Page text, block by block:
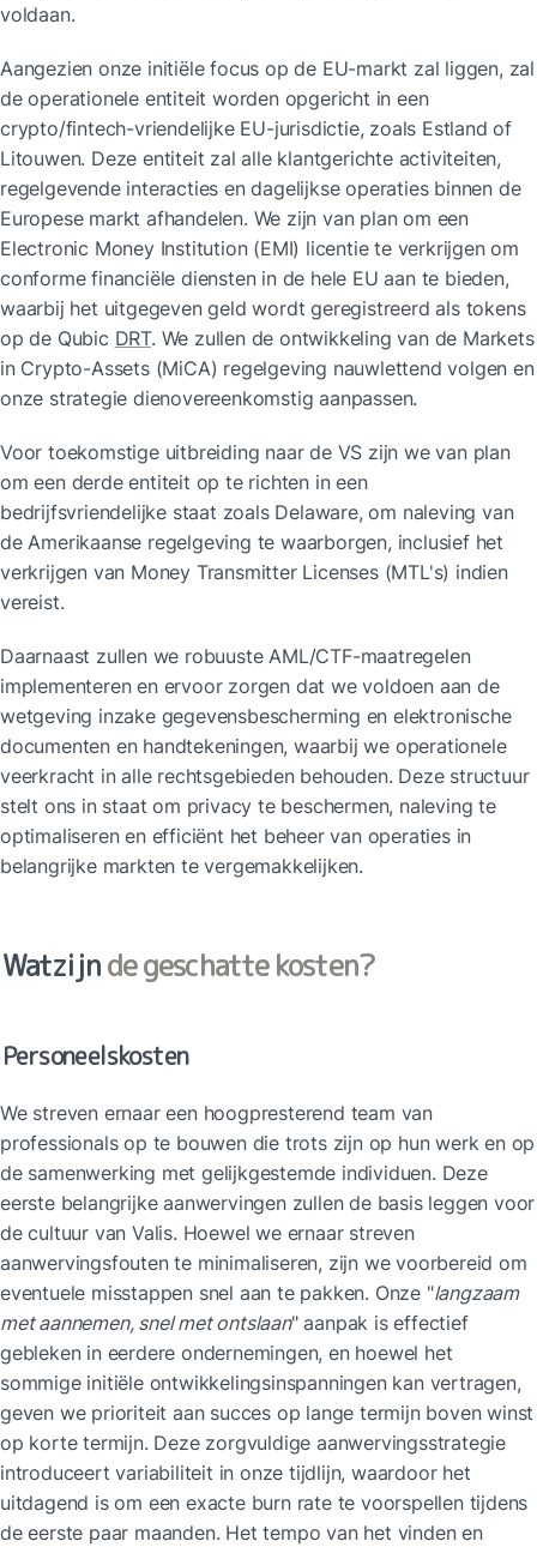
voldaan.
Aangezien onze initiële focus op de EU-markt zal liggen, zal
de operationele entiteit worden opgericht in een
crypto/fintech-vriendelijke EU-jurisdictie, zoals Estland of
Litouwen. Deze entiteit zal alle klantgerichte activiteiten,
regelgevende interacties en dagelijkse operaties binnen de
Europese markt afhandelen. We zijn van plan om een
Electronic Money Institution (EMI) licentie te verkrijgen om
conforme financiële diensten in de hele EU aan te bieden,
waarbij het uitgegeven geld wordt geregistreerd als tokens
op de Qubic DRT. We zullen de ontwikkeling van de Markets
in Crypto-Assets (MiCA) regelgeving nauwlettend volgen en
onze strategie dienovereenkomstig aanpassen.
Voor toekomstige uitbreiding naar de VS zijn we van plan
om een derde entiteit op te richten in een
bedrijfsvriendelijke staat zoals Delaware, om naleving van
de Amerikaanse regelgeving te waarborgen, inclusief het
verkrijgen van Money Transmitter Licenses (MTL's) indien
vereist.
Daarnaast zullen we robuuste AML/CTF-maatregelen
implementeren en ervoor zorgen dat we voldoen aan de
wetgeving inzake gegevensbescherming en elektronische
documenten en handtekeningen, waarbij we operationele
veerkracht in alle rechtsgebieden behouden. Deze structuur
stelt ons in staat om privacy te beschermen, naleving te
optimaliseren en efficiënt het beheer van operaties in
belangrijke markten te vergemakkelijken.
Watzijn de geschatte kosten?
Personeelskosten
We streven ernaar een hoogpresterend team van
professionals op te bouwen die trots zijn op hun werk en op
de samenwerking met gelijkgestemde individuen. Deze
eerste belangrijke aanwervingen zullen de basis leggen voor
de cultuur van Valis. Hoewel we ernaar streven
aanwervingsfouten te minimaliseren, zijn we voorbereid om
eventuele misstappen snel aan te pakken. Onze "langzaam
met aannemen, snel met ontslaan" aanpak is effectief
gebleken in eerdere ondernemingen, en hoewel het
sommige initiële ontwikkelingsinspanningen kan vertragen,
geven we prioriteit aan succes op lange termijn boven winst
op korte termijn. Deze zorgvuldige aanwervingsstrategie
introduceert variabiliteit in onze tijdlijn, waardoor het
uitdagend is om een exacte burn rate te voorspellen tijdens
de eerste paar maanden. Het tempo van het vinden en